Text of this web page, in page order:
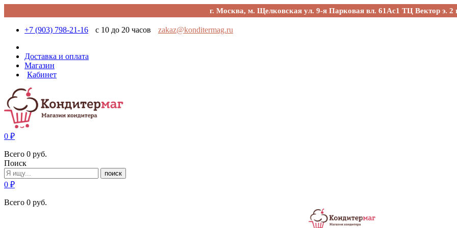
г. Москва, м. Щелковская ул. 9-я Парковая вл. 61Ас1 ТЦ Вектор э. 2
+7 (903) 798-21-16 с 10 до 20 часов zakaz@konditermag.ru
Доставка и оплата
Магазин
Кабинет
0 ₽
Всего 0 руб.
Поиск
поиск
0 ₽
Всего 0 руб.